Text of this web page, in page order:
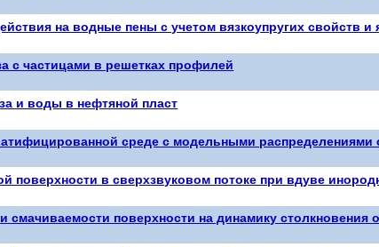
на водные пены с учетом вязкоупругих свойств и
с частицами в решетках профилей
и воды в нефтяной пласт
среде с модельными распределениями
поверхности в сверхзвуковом потоке при вдуве
смачиваемости поверхности на динамику столкновения